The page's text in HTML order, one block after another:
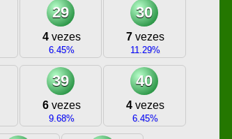
29
4vezes
6.45%
30
7 vezes
11.29%
39
6vezes
9.68%
40
4 vezes
6.45%